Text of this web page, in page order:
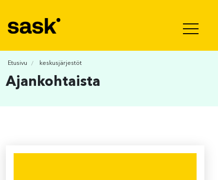
Etusivu keskusjärjestöt
Ajankohtaista